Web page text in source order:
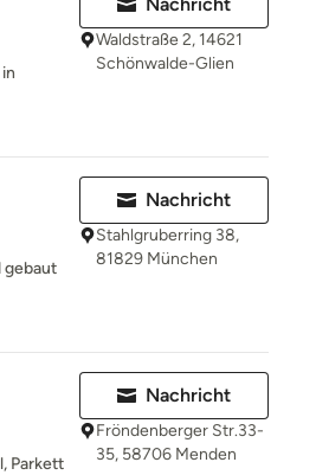
Waldstraße 2, 14621
Schönwalde-Glien
gebaut
Nachricht
Stahlgruberring 38,
81829 München
Parkett
Nachricht
Fröndenberger Str.33-
35, 58706 Menden